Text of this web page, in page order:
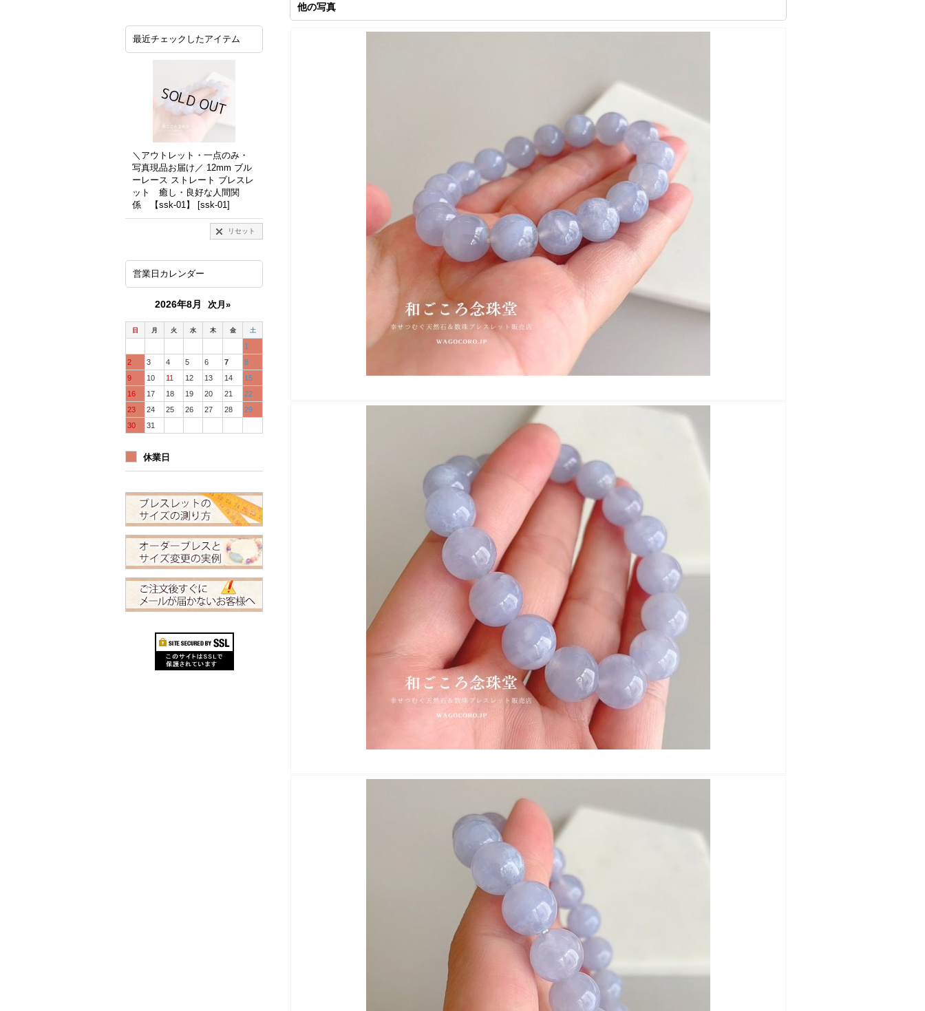
最近チェックしたアイテム
＼アウトレット・一点のみ・
写真現品お届け／ 12mm ブル
ーレース ストレート ブレスレ
ット 癒し・良好な人間関
係 【ssk-01】
[ssk-01]
リセット
営業日カレンダー
2026年8月 次月»
日 月 火 水 木 金 土
1
2
3 4 5 6 7
8
9
10 11 12 13 14
15
16
17 18 19 20 21
22
23
24 25 26 27 28
29
30
31
休業日
他の写真